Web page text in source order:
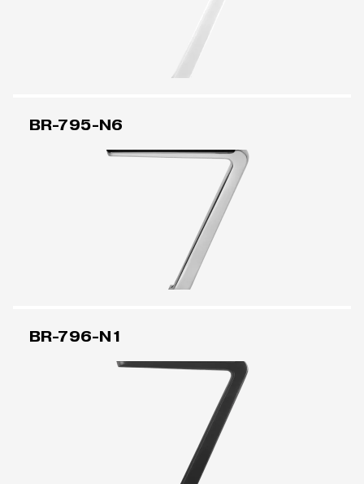
BR-795-N6
BR-796-N1